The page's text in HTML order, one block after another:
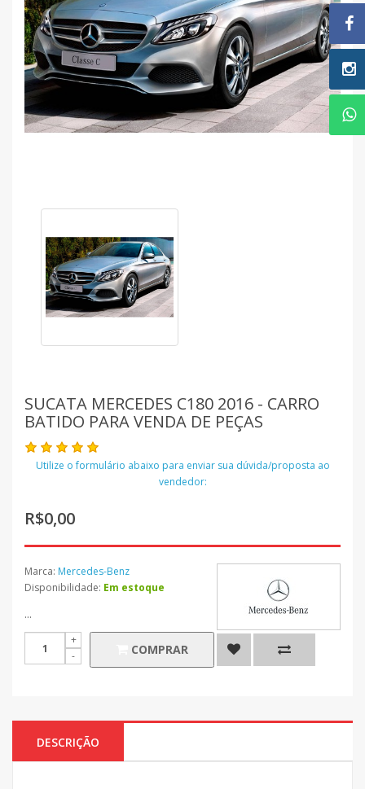
SUCATA MERCEDES C180 2016 - CARRO
BATIDO PARA VENDA DE PEÇAS
Utilize o formulário abaixo para enviar sua dúvida/proposta ao
vendedor:
R$0,00
Marca: Mercedes-Benz
Disponibilidade: Em estoque
...
COMPRAR
DESCRIÇÃO